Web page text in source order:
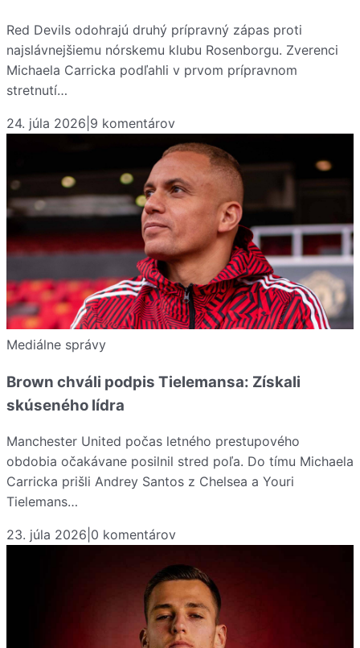
Red Devils odohrajú druhý prípravný zápas proti
najslávnejšiemu nórskemu klubu Rosenborgu. Zverenci
Michaela Carricka podľahli v prvom prípravnom
stretnutí…
24. júla 2026 9 komentárov
Mediálne správy
Brown chváli podpis Tielemansa: Získali
skúseného lídra
Manchester United počas letného prestupového
obdobia očakávane posilnil stred poľa. Do tímu Michaela
Carricka prišli Andrey Santos z Chelsea a Youri
Tielemans…
23. júla 2026 0 komentárov